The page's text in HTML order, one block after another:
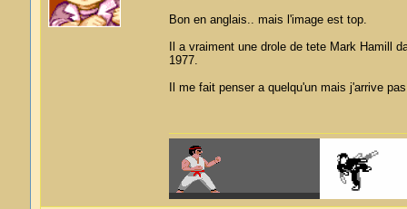
Bon en anglais.. mais l'image est top.
Il a vraiment une drole de tete Mark Hamill
1977.
Il me fait penser a quelqu'un mais j'arrive